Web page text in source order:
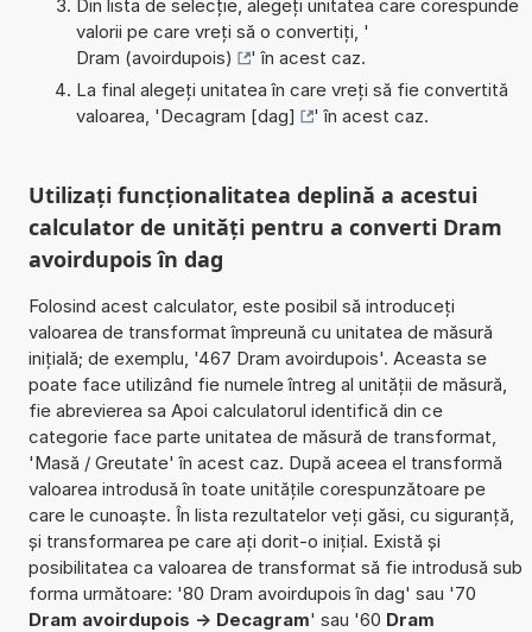
Din lista de selecție, alegeți unitatea care corespunde
valorii pe care vreți să o convertiți, '
Dram (avoirdupois)
' în acest caz.
La final alegeți unitatea în care vreți să fie convertită
valoarea, 'Decagram [dag] ' în acest caz.
Utilizați funcționalitatea deplină a acestui
calculator de unități pentru a converti Dram
avoirdupois în dag
Folosind acest calculator, este posibil să introduceți
valoarea de transformat împreună cu unitatea de măsură
inițială; de exemplu, '467 Dram avoirdupois'. Aceasta se
poate face utilizând fie numele întreg al unității de măsură,
fie abrevierea sa Apoi calculatorul identifică din ce
categorie face parte unitatea de măsură de transformat,
'Masă / Greutate' în acest caz. După aceea el transformă
valoarea introdusă în toate unitățile corespunzătoare pe
care le cunoaște. În lista rezultatelor veți găsi, cu siguranță,
și transformarea pe care ați dorit-o inițial. Există și
posibilitatea ca valoarea de transformat să fie introdusă sub
forma următoare: '80 Dram avoirdupois în dag' sau '70
Dram avoirdupois -> Decagram' sau '60 Dram